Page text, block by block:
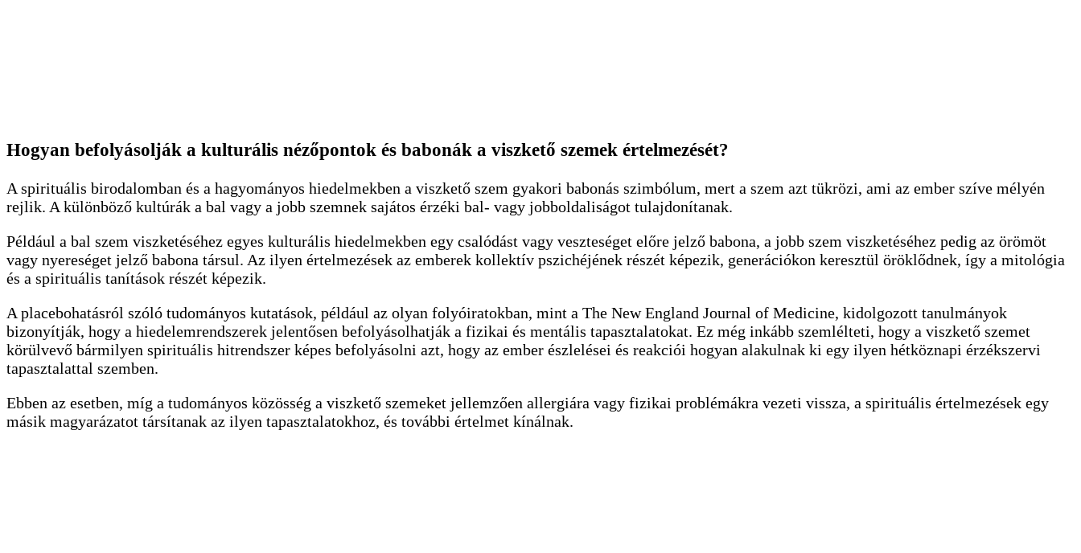
Hogyan befolyásolják a kulturális nézőpontok és babonák a viszkető szemek értelmezését?
A spirituális birodalomban és a hagyományos hiedelmekben a viszkető szem gyakori babonás szimbólum, mert a szem azt tükrözi, ami az ember szíve mélyén
rejlik. A különböző kultúrák a bal vagy a jobb szemnek sajátos érzéki bal- vagy jobboldaliságot tulajdonítanak.
Például a bal szem viszketéséhez egyes kulturális hiedelmekben egy csalódást vagy veszteséget előre jelző babona, a jobb szem viszketéséhez pedig az örömöt
vagy nyereséget jelző babona társul. Az ilyen értelmezések az emberek kollektív pszichéjének részét képezik, generációkon keresztül öröklődnek, így a mitológia
és a spirituális tanítások részét képezik.
A placebohatásról szóló tudományos kutatások, például az olyan folyóiratokban, mint a The New England Journal of Medicine, kidolgozott tanulmányok
bizonyítják, hogy a hiedelemrendszerek jelentősen befolyásolhatják a fizikai és mentális tapasztalatokat. Ez még inkább szemlélteti, hogy a viszkető szemet
körülvevő bármilyen spirituális hitrendszer képes befolyásolni azt, hogy az ember észlelései és reakciói hogyan alakulnak ki egy ilyen hétköznapi érzékszervi
tapasztalattal szemben.
Ebben az esetben, míg a tudományos közösség a viszkető szemeket jellemzően allergiára vagy fizikai problémákra vezeti vissza, a spirituális értelmezések egy
másik magyarázatot társítanak az ilyen tapasztalatokhoz, és további értelmet kínálnak.